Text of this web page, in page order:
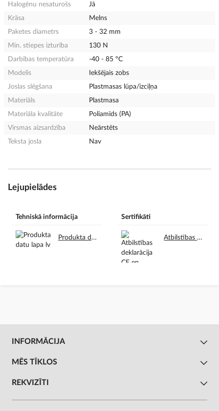
Halogēnu nesaturošs
Jā
Krāsa
Melns
Paketes diametrs
3 - 32 mm
Min. stiepes izturība
130 N
Darbības temperatūra
-40 - 85 °C
Modelis
Iekšējais zobs
Joslas slēgšana
Plastmasas lūpa/izciļņa
Materiāls
Plastmasa
Materiāla kvalitāte
Poliamīds (PA)
Virsmas aizsardzība
Neārstēts
Teksta josla
Nav
Lejupielādes
Tehniskā informācija
Produkta datu lapa lv.pdf
Sertifikāti
Atbilstības deklarācija CE en.pdf
INFORMĀCIJA
MĒS TĪKLOS
REKVIZĪTI